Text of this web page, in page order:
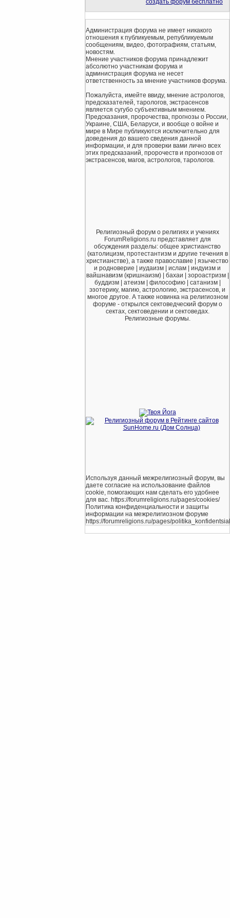
создать форум бесплатно
Администрация форума не имеет никакого
отношения к публикуемым, републикуемым
сообщениям, видео, фотографиям, статьям,
новостям.
Мнение участников форума принадлежит
абсолютно участникам форума и
администрация форума не несет
ответственность за мнение участников форума.
Пожалуйста, имейте ввиду, мнение астрологов,
предсказателей, тарологов, экстрасенсов
является сугубо субъективным мнением.
Предсказания, пророчества, прогнозы о России,
Украине, США, Беларуси, и вообще о войне и
мире в Мире публикуются исключительно для
доведения до вашего сведения данной
информации, и для проверки вами лично всех
этих предсказаний, пророчеств и прогнозов от
экстрасенсов, магов, астрологов, тарологов.
Религиозный форум о религиях и учениях
ForumReligions.ru представляет для
обсуждения разделы: общее христианство
(католицизм, протестантизм и другие течения в
христианстве), а также православие | язычество
и родноверие | иудаизм | ислам | индуизм и
вайшнавизм (кришнаизм) | бахаи | зороастризм |
буддизм | атеизм | философию | сатанизм |
эзотерику, магию, астрологию, экстрасенсов, и
многое другое. А также новинка на религиозном
форуме - открылся сектоведческий форум о
сектах, сектоведении и сектоведах.
Религиозные форумы.
Используя данный межрелигиозный форум, вы
даете согласие на использование файлов
cookie, помогающих нам сделать его удобнее
для вас. https://forumreligions.ru/pages/cookies/
Политика конфиденциальности и защиты
информации на межрелигиозном форуме
https://forumreligions.ru/pages/